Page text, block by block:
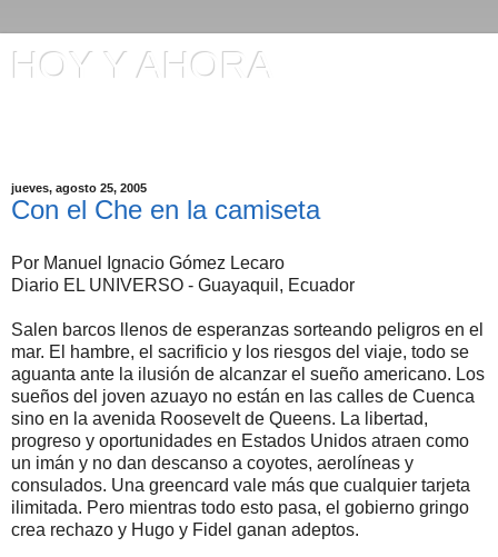
HOY Y AHORA
jueves, agosto 25, 2005
Con el Che en la camiseta
Por Manuel Ignacio Gómez Lecaro
Diario EL UNIVERSO - Guayaquil, Ecuador
Salen barcos llenos de esperanzas sorteando peligros en el
mar. El hambre, el sacrificio y los riesgos del viaje, todo se
aguanta ante la ilusión de alcanzar el sueño americano. Los
sueños del joven azuayo no están en las calles de Cuenca
sino en la avenida Roosevelt de Queens. La libertad,
progreso y oportunidades en Estados Unidos atraen como
un imán y no dan descanso a coyotes, aerolíneas y
consulados. Una greencard vale más que cualquier tarjeta
ilimitada. Pero mientras todo esto pasa, el gobierno gringo
crea rechazo y Hugo y Fidel ganan adeptos.